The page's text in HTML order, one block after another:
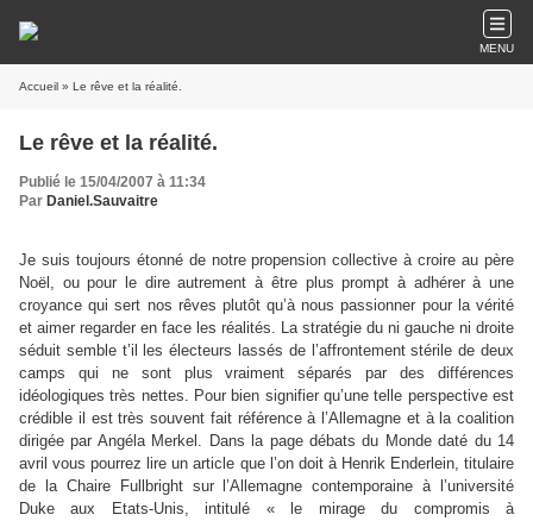
MENU
Accueil » Le rêve et la réalité.
Le rêve et la réalité.
Publié le 15/04/2007 à 11:34
Par Daniel.Sauvaitre
Je suis toujours étonné de notre propension collective à croire au père
Noël, ou pour le dire autrement à être plus prompt à adhérer à une
croyance qui sert nos rêves plutôt qu’à nous passionner pour la vérité
et aimer regarder en face les réalités. La stratégie du ni gauche ni droite
séduit semble t’il les électeurs lassés de l’affrontement stérile de deux
camps qui ne sont plus vraiment séparés par des différences
idéologiques très nettes. Pour bien signifier qu’une telle perspective est
crédible il est très souvent fait référence à l’Allemagne et à la coalition
dirigée par Angéla Merkel. Dans la page débats du Monde daté du 14
avril vous pourrez lire un article que l’on doit à Henrik Enderlein, titulaire
de
la ChaireFullbrightsur l’Allemagne contemporaine à l’université
Duke aux Etats-Unis, intitulé « le mirage du compromis à